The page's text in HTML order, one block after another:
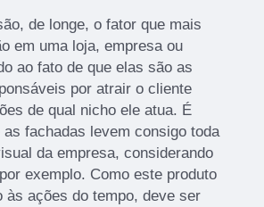
de longe, o fator que mais
em uma loja, empresa ou
ao fato de que elas são as
por atrair o cliente
de qual nicho ele atua. É
fachadas levem consigo toda
da empresa, considerando
exemplo. Como este produto
às ações do tempo, deve ser